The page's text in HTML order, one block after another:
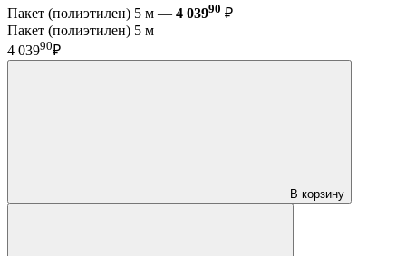
Пакет (полиэтилен) 5 м — 4 03990 ₽
Пакет (полиэтилен) 5 м
4 03990₽
В корзину